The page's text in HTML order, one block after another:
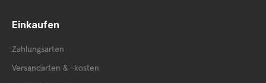
Einkaufen
Zahlungsarten
Versandarten & -kosten